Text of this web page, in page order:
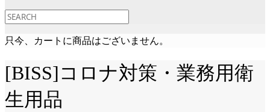
只今、カートに商品はございません。
[BISS]コロナ対策・業務用衛
生用品